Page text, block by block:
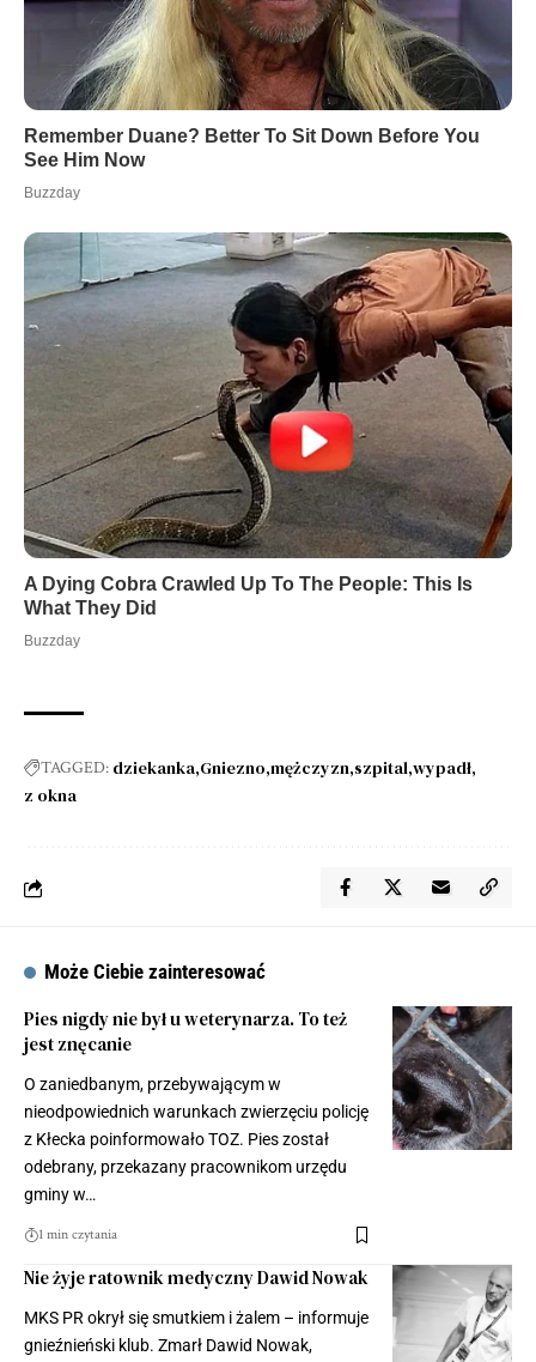
TAGGED: dziekanka Gniezno mężczyzn szpital wypadł
z okna
Może Ciebie zainteresować
Pies nigdy nie był u weterynarza. To też
jest znęcanie
O zaniedbanym, przebywającym w
nieodpowiednich warunkach zwierzęciu policję
z Kłecka poinformowało TOZ. Pies został
odebrany, przekazany pracownikom urzędu
gminy w…
1 min czytania
Nie żyje ratownik medyczny Dawid Nowak
MKS PR okrył się smutkiem i żalem – informuje
gnieźnieński klub. Zmarł Dawid Nowak,